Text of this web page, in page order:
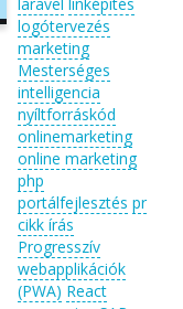
logótervezés
marketing
Mesterséges
intelligencia
nyíltforráskód
onlinemarketing
online marketing
php
portálfejlesztés pr
cikk írás
Progresszív
webapplikációk
(PWA) React